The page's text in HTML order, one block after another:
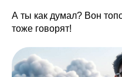
А ты как думал? Вон
тоже говорят!